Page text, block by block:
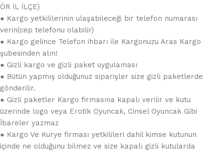
ÖR İL İLÇE)
● Kargo yetkililerinin ulaşabileceği bir telefon numarası
verin(cep telefonu olabilir)
● Kargo gelince Telefon ihbarı ile Kargonuzu Aras Kargo
şubesinden alın!
● Gizli kargo ve gizli paket uygulaması
● Bütün yapmış olduğunuz siparişler size gizli paketlerde
gönderilir.
● Gizli paketler Kargo firmasına kapalı verilir ve kutu
üzerinde logo veya Erotik Oyuncak, Cinsel Oyuncak Gibi
İbareler yazmaz
● Kargo Ve Kurye firması yetkilileri dahil kimse kutunun
içinde ne olduğunu bilmez ve size kapalı gizli kutularda